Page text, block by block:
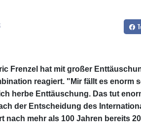
Frenzel hat mit großer
reagiert. "Mir fällt es enorm
herbe Enttäuschung. Das tut
der Entscheidung des
nach mehr als 100 Jahren bereits